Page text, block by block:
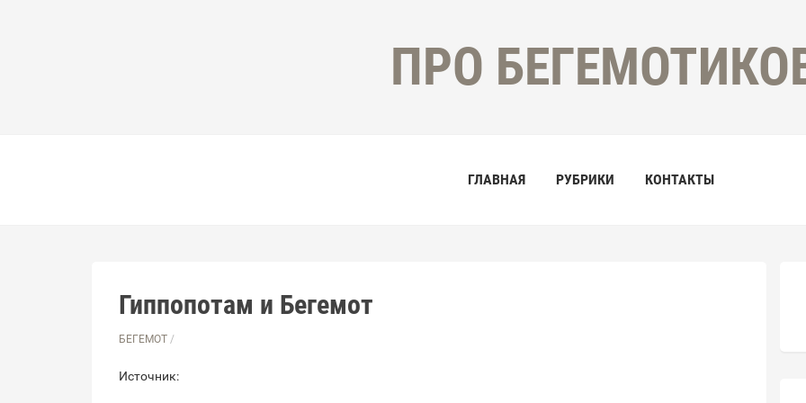
ПРО
ГЛАВНАЯ РУБРИКИ КОНТАКТЫ
Гиппопотам и Бегемот
БЕГЕМОТ /
Источник: